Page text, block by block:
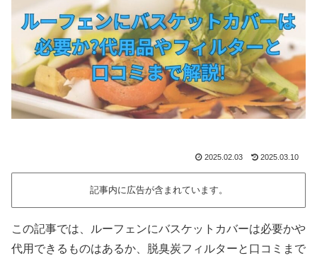
2025.02.03 2025.03.10
記事内に広告が含まれています。
この記事では、ルーフェンにバスケットカバーは必要かや
代用できるものはあるか、脱臭炭フィルターと口コミまで